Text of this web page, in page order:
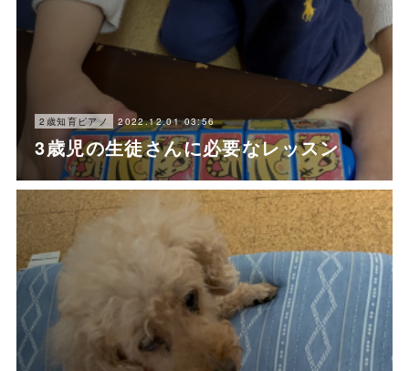
2歳知育ピアノ 2022.12.01 03:56
3歳児の生徒さんに必要なレッスン